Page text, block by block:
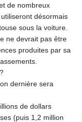
de nombreux
désormais
sous la voiture.
ne devrait pas être
produites par sa
dernière sera
de dollars
(puis 1,2 million